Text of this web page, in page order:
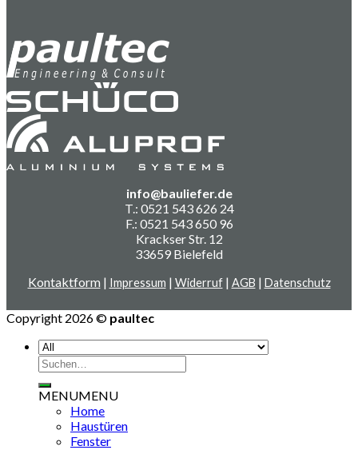
info@bauliefer.de
T.: 0521 543 626 24
F.: 0521 543 650 96
Krackser Str. 12
33659 Bielefeld
Kontaktform | Impressum | Widerruf| AGB | Datenschutz
Copyright 2026 © paultec
Suche
nach:
MENUMENU
Home
Haustüren
Fenster